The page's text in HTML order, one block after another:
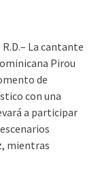
2026
La cantante
Pirou
de
con una
a participar
mientras